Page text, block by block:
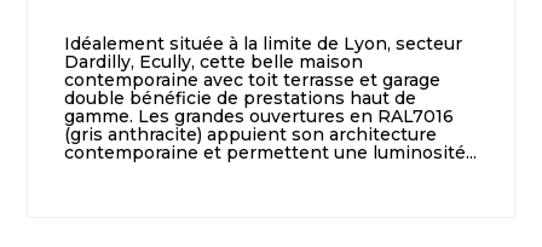
Idéalement située à la limite de Lyon, secteur
Dardilly, Ecully, cette belle maison
contemporaine avec toit terrasse et garage
double bénéficie de prestations haut de
gamme. Les grandes ouvertures en RAL7016
(gris anthracite) appuient son architecture
contemporaine et permettent une luminosité...